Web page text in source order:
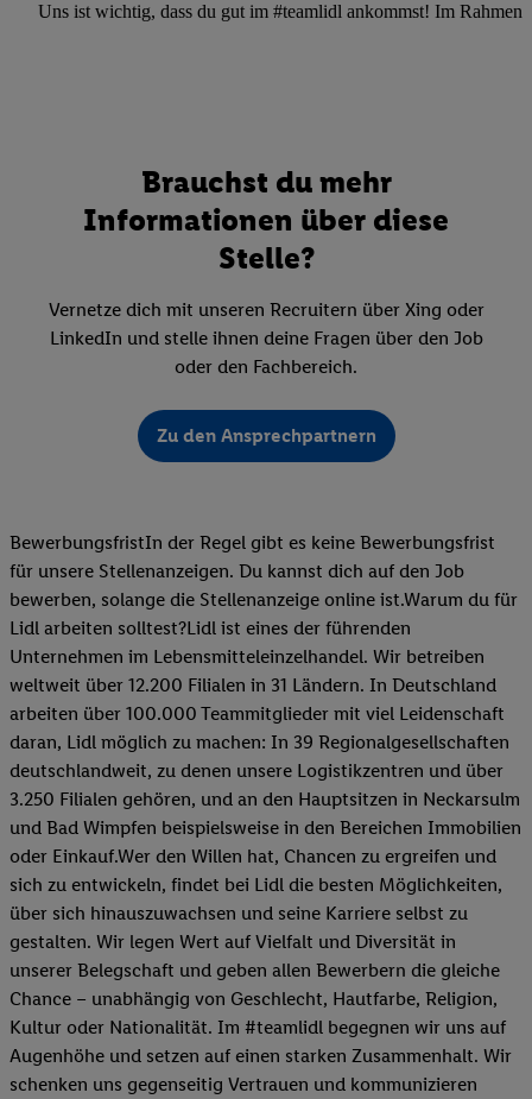
Uns ist wichtig, dass du gut im #teamlidl ankommst! Im Rahmen
Brauchst du mehr
Informationen über diese
Stelle?
Vernetze dich mit unseren Recruitern über Xing oder
LinkedIn und stelle ihnen deine Fragen über den Job
oder den Fachbereich.
Zu den Ansprechpartnern
BewerbungsfristIn der Regel gibt es keine Bewerbungsfrist
für unsere Stellenanzeigen. Du kannst dich auf den Job
bewerben, solange die Stellenanzeige online ist.Warum du für
Lidl arbeiten solltest?Lidl ist eines der führenden
Unternehmen im Lebensmitteleinzelhandel. Wir betreiben
weltweit über 12.200 Filialen in 31 Ländern. In Deutschland
arbeiten über 100.000 Teammitglieder mit viel Leidenschaft
daran, Lidl möglich zu machen: In 39 Regionalgesellschaften
deutschlandweit, zu denen unsere Logistikzentren und über
3.250 Filialen gehören, und an den Hauptsitzen in Neckarsulm
und Bad Wimpfen beispielsweise in den Bereichen Immobilien
oder Einkauf.Wer den Willen hat, Chancen zu ergreifen und
sich zu entwickeln, findet bei Lidl die besten Möglichkeiten,
über sich hinauszuwachsen und seine Karriere selbst zu
gestalten. Wir legen Wert auf Vielfalt und Diversität in
unserer Belegschaft und geben allen Bewerbern die gleiche
Chance – unabhängig von Geschlecht, Hautfarbe, Religion,
Kultur oder Nationalität. Im #teamlidl begegnen wir uns auf
Augenhöhe und setzen auf einen starken Zusammenhalt. Wir
schenken uns gegenseitig Vertrauen und kommunizieren